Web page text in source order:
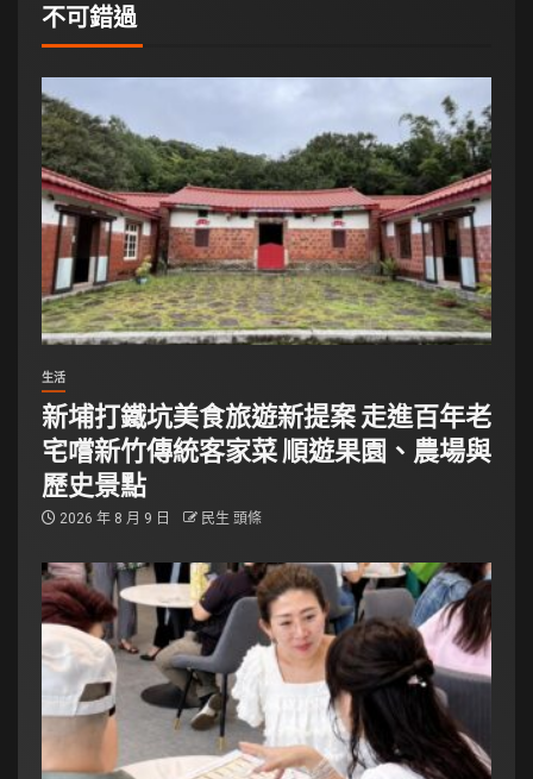
不可錯過
生活
新埔打鐵坑美食旅遊新提案 走進百年老
宅嚐新竹傳統客家菜 順遊果園、農場與
歷史景點
2026 年 8 月 9 日 民生 頭條